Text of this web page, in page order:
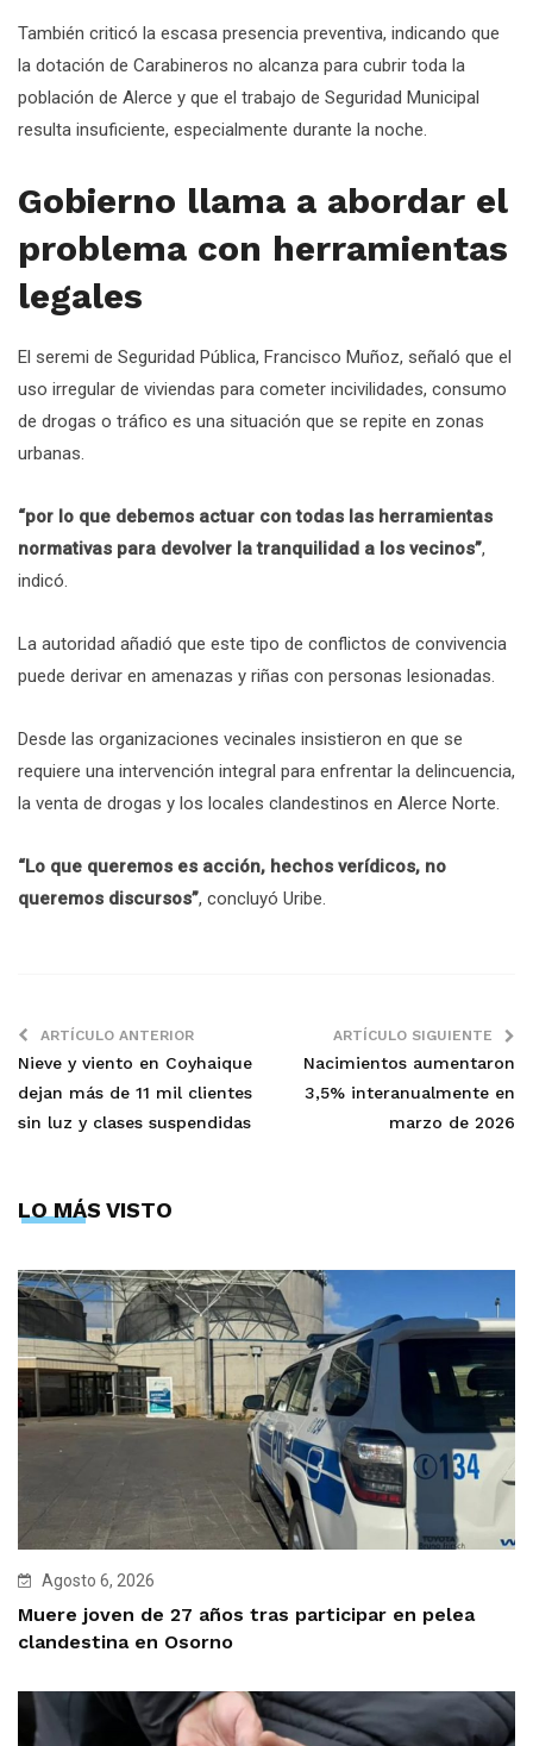
También criticó la escasa presencia preventiva, indicando que
la dotación de Carabineros no alcanza para cubrir toda la
población de Alerce y que el trabajo de Seguridad Municipal
resulta insuficiente, especialmente durante la noche.
Gobierno llama a abordar el
problema con herramientas
legales
El seremi de Seguridad Pública, Francisco Muñoz, señaló que el
uso irregular de viviendas para cometer incivilidades, consumo
de drogas o tráfico es una situación que se repite en zonas
urbanas.
“por lo que debemos actuar con todas las herramientas
normativas para devolver la tranquilidad a los vecinos”,
indicó.
La autoridad añadió que este tipo de conflictos de convivencia
puede derivar en amenazas y riñas con personas lesionadas.
Desde las organizaciones vecinales insistieron en que se
requiere una intervención integral para enfrentar la delincuencia,
la venta de drogas y los locales clandestinos en Alerce Norte.
“Lo que queremos es acción, hechos verídicos, no
queremos discursos”, concluyó Uribe.
ARTÍCULO ANTERIOR
Nieve y viento en Coyhaique
dejan más de 11 mil clientes
sin luz y clases suspendidas
ARTÍCULO SIGUIENTE
Nacimientos aumentaron
3,5% interanualmente en
marzo de 2026
LO MÁS VISTO
Agosto 6, 2026
Muere joven de 27 años tras participar en pelea
clandestina en Osorno